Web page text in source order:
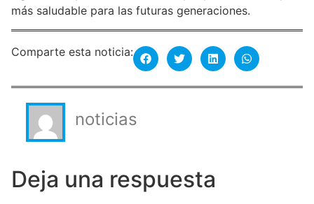
más saludable para las futuras generaciones.
Comparte esta noticia:
noticias
Deja una respuesta